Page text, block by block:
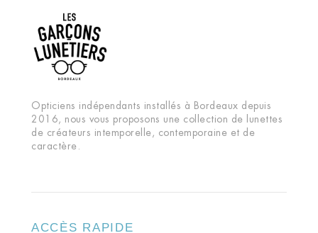
Opticiens indépendants installés à Bordeaux depuis
2016, nous vous proposons une collection de lunettes
de créateurs intemporelle, contemporaine et de
caractère.
ACCÈS RAPIDE